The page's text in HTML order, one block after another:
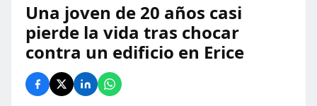
Una joven de 20 años casi
pierde la vida tras chocar
contra un edificio en Erice